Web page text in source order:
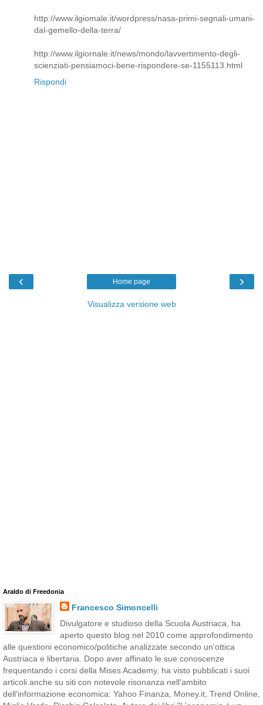
http://www.ilgiomale.it/wordpress/nasa-primi-segnali-umani-
dal-gemello-della-terra/
http://www.ilgiornale.it/news/mondo/lavvertimento-degli-
scienziati-pensiamoci-bene-rispondere-se-1155113.html
Rispondi
‹ ›
Home page
Visualizza versione web
Araldo di Freedonia
Francesco Simoncelli
Divulgatore e studioso della Scuola Austriaca, ha
aperto questo blog nel 2010 come approfondimento
alle questioni economico/politiche analizzate secondo un'ottica
Austriaca e libertaria. Dopo aver affinato le sue conoscenze
frequentando i corsi della Mises Academy, ha visto pubblicati i suoi
articoli anche su siti con notevole risonanza nell'ambito
dell'informazione economica: Yahoo Finanza, Money.it, Trend Online,